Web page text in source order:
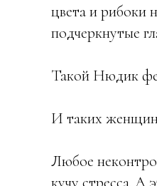
цвета и рибоки
подчеркнутые
Такой Нюдик
И таких женщин
Любое